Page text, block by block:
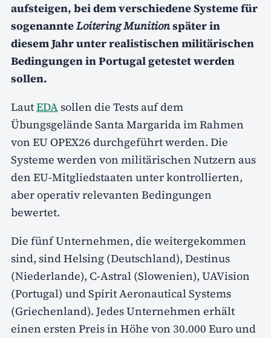
aufsteigen, bei dem verschiedene Systeme für
sogenannteLoitering Munitionspäter in
diesem Jahr unter realistischen militärischen
Bedingungen in Portugal getestet werden
sollen.
LautEDA sollen die Tests auf dem
Übungsgelände Santa Margarida im Rahmen
von EU OPEX26 durchgeführt werden. Die
Systeme werden von militärischen Nutzern aus
den EU-Mitgliedstaaten unter kontrollierten,
aber operativ relevanten Bedingungen
bewertet.
Die fünf Unternehmen, die weitergekommen
sind, sind Helsing (Deutschland), Destinus
(Niederlande), C-Astral (Slowenien), UAVision
(Portugal) und Spirit Aeronautical Systems
(Griechenland). Jedes Unternehmen erhält
einen ersten Preis in Höhe von 30.000 Euro und